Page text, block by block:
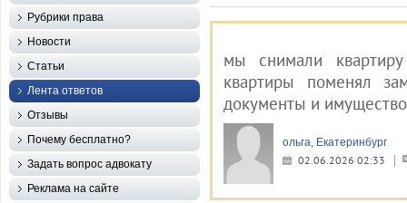
мы снимали
квартиры поменял
документы и
ольга, Екатеринбург
02.06.2026 02:33
Рубрики права
Новости
Статьи
Лента ответов
Отзывы
Почему бесплатно?
Задать вопрос адвокату
Реклама на сайте